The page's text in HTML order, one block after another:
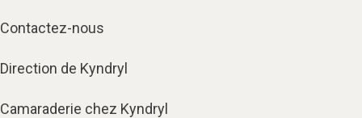
Contactez-nous
Direction de Kyndryl
Camaraderie chez Kyndryl